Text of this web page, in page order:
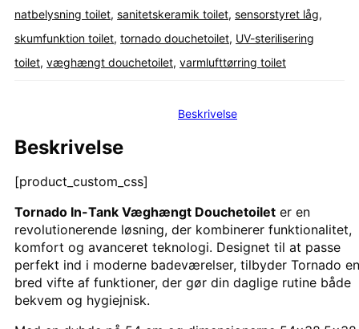
antal
natbelysning toilet, sanitetskeramik toilet, sensorstyret låg,
skumfunktion toilet, tornado douchetoilet, UV-sterilisering
toilet, væghængt douchetoilet, varmlufttørring toilet
Beskrivelse
Beskrivelse
[product_custom_css]
Tornado In-Tank Væghængt Douchetoilet er en
revolutionerende løsning, der kombinerer funktionalitet,
komfort og avanceret teknologi. Designet til at passe
perfekt ind i moderne badeværelser, tilbyder Tornado en
bred vifte af funktioner, der gør din daglige rutine både
bekvem og hygiejnisk.